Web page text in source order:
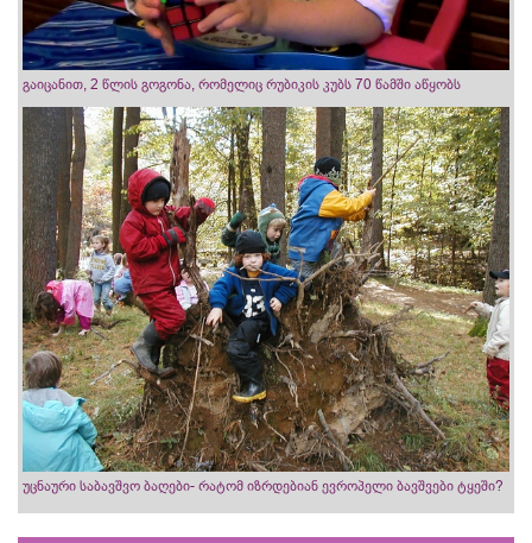
გაიცანით, 2 წლის გოგონა, რომელიც რუბიკის კუბს 70 წამში აწყობს
უცნაური საბავშვო ბაღები- რატომ იზრდებიან ევროპელი ბავშვები ტყეში?